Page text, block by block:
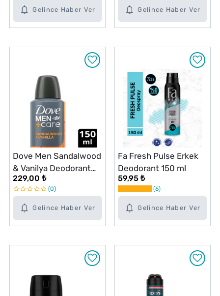
Gelince Haber Ver Gelince Haber Ver
Gelince Haber Ver
Dove Men Sandalwood
& Vanilya Deodorant
150 ml
229,00 ₺
0
Gelince Haber Ver
Fa Fresh Pulse Erkek
Deodorant 150 ml
59,95 ₺
6